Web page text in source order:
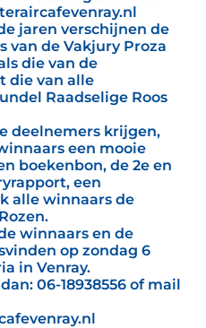
jaren verschijnen de
van de Vakjury Proza
die van de
die van alle
Raadselige Roos
deelnemers krijgen,
een mooie
boekenbon, de 2e en
een
alle winnaars de
winnaars en de
op zondag 6
in Venray.
06-18938556 of mail